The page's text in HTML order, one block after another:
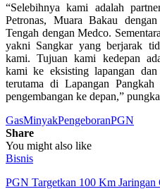
“Selebihnya kami adalah
Petronas, Muara Bakau
Tengah dengan Medco.
yakni Sangkar yang berjarak
kami. Tujuan kami kedepan
kami ke eksisting lapangan dan
terutama di Lapangan
pengembangan ke depan,”
GasMinyakPengeboranPGN
Share
You might also like
Bisnis
PGN Targetkan 100 Km Jaringan